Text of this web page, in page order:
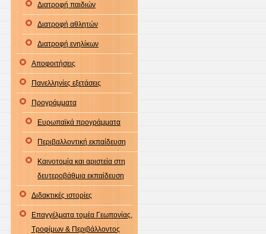
Διατροφή παιδιών
Διατροφή αθλητών
Διατροφή ενηλίκων
Αποφοιτήσεις
Πανελληνίες εξετάσεις
Προγράμματα
Ευρωπαϊκά προγράμματα
Περιβαλλοντική εκπαίδευση
Καινοτομία και αριστεία στη
δευτεροβάθμια εκπαίδευση
Διδακτικές ιστορίες
Επαγγέλματα τομέα Γεωπονίας,
Τροφίμων & Περιβάλλοντος